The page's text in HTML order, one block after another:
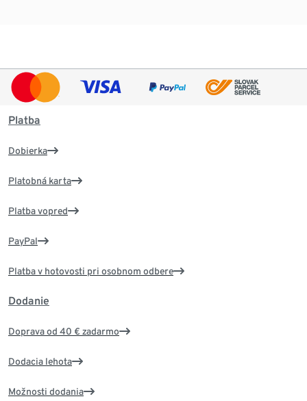
Platba
Dobierka
Platobná karta
Platba vopred
PayPal
Platba v hotovosti pri osobnom odbere
Dodanie
Doprava od 40 € zadarmo
Dodacia lehota
Možnosti dodania